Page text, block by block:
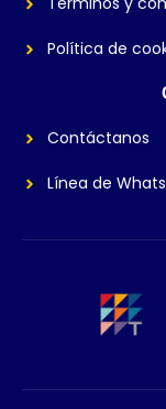
Política de
Contáctanos
Línea de